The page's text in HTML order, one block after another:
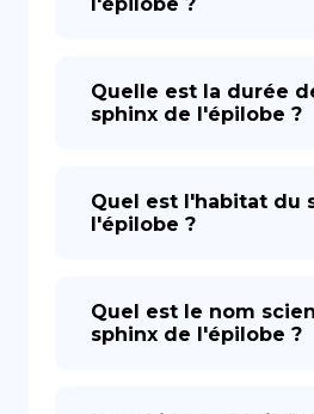
Quelle est la durée
sphinx de l'épilobe ?
Quel est l'habitat du
l'épilobe ?
Quel est le nom
sphinx de l'épilobe ?